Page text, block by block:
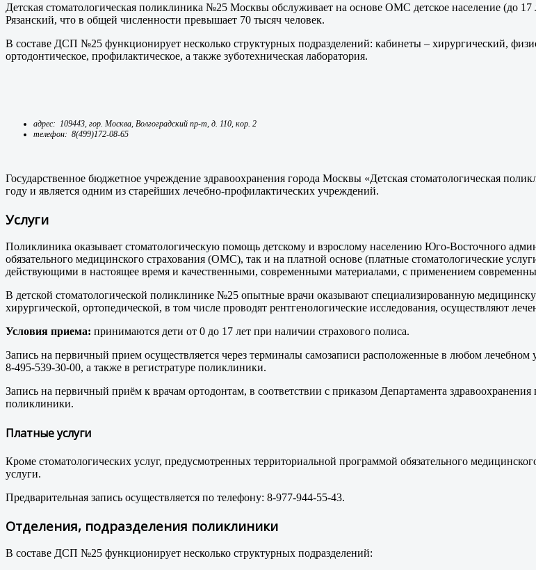
Детская стоматологическая поликлиника №25 Москвы обслуживает на основе ОМС детское население (до
Рязанский, что в общей численности превышает 70 тысяч человек.
В составе ДСП №25 функционирует несколько структурных подразделений: кабинеты – хирургический,
ортодонтическое, профилактическое, а также зуботехническая лаборатория.
адрес: 109443, гор. Москва, Волгоградский пр-т, д. 110, кор. 2
телефон: 8(499)172-08-65
Государственное бюджетное учреждение здравоохранения города Москвы «Детская стоматологическая
году и является одним из старейших лечебно-профилактических учреждений.
Услуги
Поликлиника оказывает стоматологическую помощь детскому и взрослому населению Юго-Восточного
обязательного медицинского страхования (ОМС), так и на платной основе (платные стоматологические
действующими в настоящее время и качественными, современными материалами, с применением
В детской стоматологической поликлинике №25 опытные врачи оказывают специализированную
хирургической, ортопедической, в том числе проводят рентгенологические исследования, осуществляют
Условия приема: принимаются дети от 0 до 17 лет при наличии страхового полиса.
Запись на первичный прием осуществляется через терминалы самозаписи расположенные в любом
8-495-539-30-00, а также в регистратуре поликлиники.
Запись на первичный приём к врачам ортодонтам, в соответствии с приказом Департамента
поликлиники.
Платные услуги
Кроме стоматологических услуг, предусмотренных территориальной программой обязательного
услуги.
Предварительная запись осуществляется по телефону: 8-977-944-55-43.
Отделения, подразделения поликлиники
В составе ДСП №25 функционирует несколько структурных подразделений: